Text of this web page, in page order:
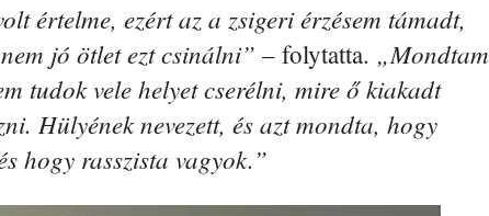
értelme, ezért az a zsigeri érzésem támadt,
jó ötlet ezt csinálni” – folytatta. „Mondtam
tudok vele helyet cserélni, mire ő kiakadt
Hülyének nevezett, és azt mondta, hogy
hogy rasszista vagyok.”